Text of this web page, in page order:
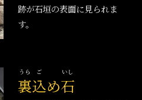
跡が石垣の表面に見られま
す。
裏
うら
込
ご
め石
いし